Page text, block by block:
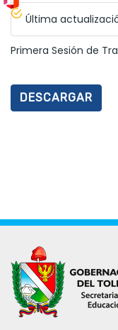
Última
Primera Sesión de
DESCARGAR